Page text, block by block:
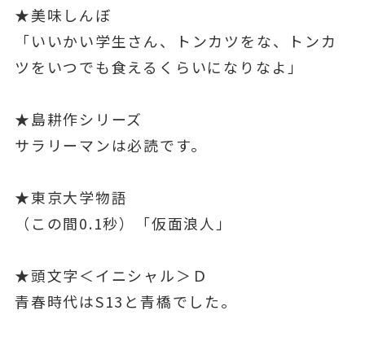
★美味しんぼ
「いいかい学生さん、トンカツをな、トンカ
ツをいつでも食えるくらいになりなよ」
★島耕作シリーズ
サラリーマンは必読です。
★東京大学物語
（この間0.1秒）「仮面浪人」
★頭文字＜イニシャル＞Ｄ
青春時代はS13と青橋でした。